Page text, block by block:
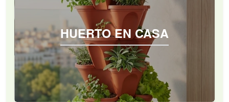
HUERTO EN CASA